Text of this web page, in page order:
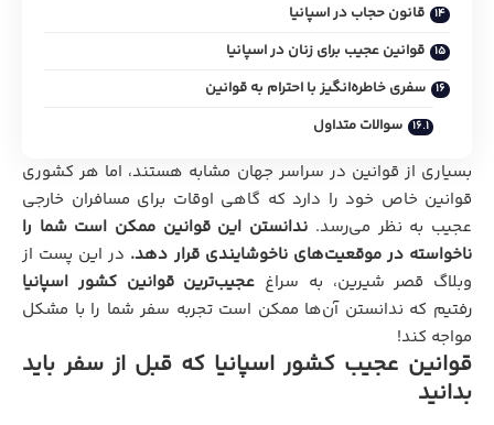
قانون حجاب در اسپانیا
قوانین عجیب برای زنان در اسپانیا
سفری خاطره‌انگیز با احترام به قوانین
سوالات متداول
بسیاری از قوانین در سراسر جهان مشابه هستند، اما هر کشوری
قوانین خاص خود را دارد که گاهی اوقات برای مسافران خارجی
عجیب به نظر می‌رسد. ندانستن این قوانین ممکن است شما را
ناخواسته در موقعیت‌های ناخوشایندی قرار دهد. در این پست از
وبلاگ قصر شیرین، به سراغ عجیب‌ترین قوانین کشور اسپانیا
رفتیم که ندانستن آن‌ها ممکن است تجربه سفر شما را با مشکل
مواجه کند!
قوانین عجیب کشور اسپانیا که قبل از سفر باید
بدانید